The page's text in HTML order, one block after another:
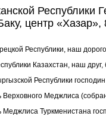
центр
Республики, наш
Казахстан, наш
Республики
Меджлиса
Туркменистана